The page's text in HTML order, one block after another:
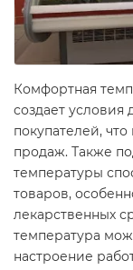
Комфортная
создает условия
покупателей,
продаж. Также
температуры
товаров,
лекарственных
температура
настроение